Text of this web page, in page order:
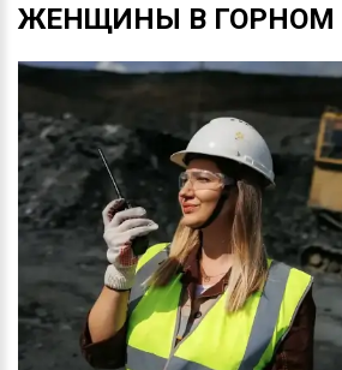
ЖЕНЩИНЫ В ГОРНОМ